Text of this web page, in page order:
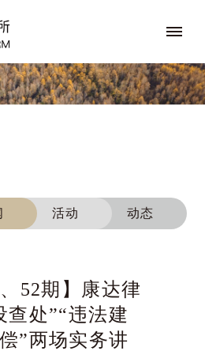
活动 动态
52期】康达律
查处”“违法建
”两场实务讲